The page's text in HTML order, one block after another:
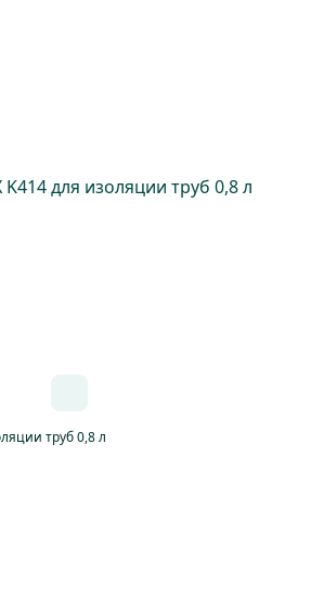
труб 0,8 л